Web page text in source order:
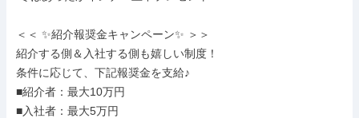
＜＜ ✨紹介報奨金キャンペーン✨ ＞＞
紹介する側＆入社する側も嬉しい制度！
条件に応じて、下記報奨金を支給♪
■紹介者：最大10万円
■入社者：最大5万円